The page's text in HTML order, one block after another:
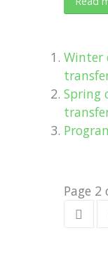
Winter
Spring
Page 2